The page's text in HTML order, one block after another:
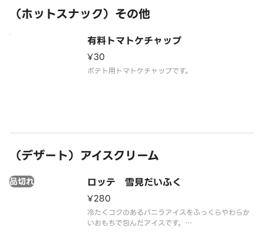
（ホットスナック）その他
有料トマトケチャップ
¥30
ポテト用トマトケチャップです。
（デザート）アイスクリーム
ロッテ 雪見だいふく
品切れ
¥280
冷たくコクのあるバニラアイスをふっくらやわらか
いおもちで包んだアイスです。